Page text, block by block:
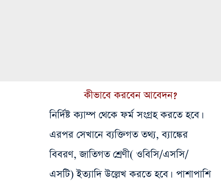
কীভাবে করবেন আবেদন?
নির্দিষ্ট ক্যাম্প থেকে ফর্ম সংগ্রহ করতে হবে।
এরপর সেখানে ব্যক্তিগত তথ্য, ব্যাঙ্কের
বিবরণ, জাতিগত শ্রেণী( ওবিসি/এসসি/
এসটি) ইত্যাদি উল্লেখ করতে হবে। পাশাপাশি